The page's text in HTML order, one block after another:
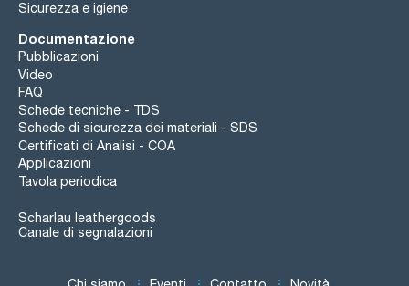
Sicurezza e igiene
Documentazione
Pubblicazioni
Video
FAQ
Schede tecniche - TDS
Schede di sicurezza dei materiali - SDS
Certificati di Analisi - COA
Applicazioni
Tavola periodica
Scharlau leathergoods
Canale di segnalazioni